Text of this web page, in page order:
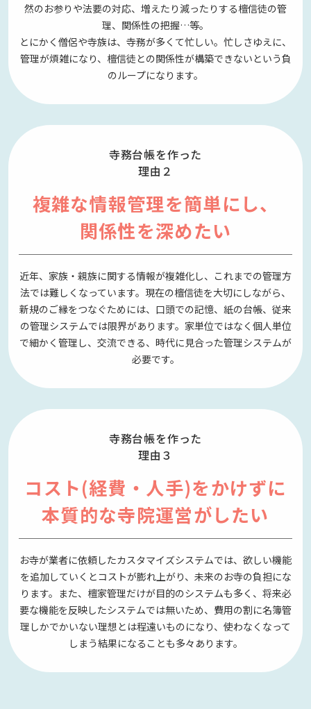
然のお参りや法要の対応、増えたり減ったりする檀信徒の管
理、関係性の把握…等。
とにかく僧侶や寺族は、寺務が多くて忙しい。忙しさゆえに、
管理が煩雑になり、檀信徒との関係性が構築できないという負
のループになります。
寺務台帳を作った
理由２
複雑な情報管理を簡単にし、
関係性を深めたい
近年、家族・親族に関する情報が複雑化し、これまでの管理方
法では難しくなっています。現在の檀信徒を大切にしながら、
新規のご縁をつなぐためには、口頭での記憶、紙の台帳、従来
の管理システムでは限界があります。家単位ではなく個人単位
で細かく管理し、交流できる、時代に見合った管理システムが
必要です。
寺務台帳を作った
理由３
コスト(経費・人手)をかけずに
本質的な寺院運営がしたい
お寺が業者に依頼したカスタマイズシステムでは、欲しい機能
を追加していくとコストが膨れ上がり、未来のお寺の負担にな
ります。また、檀家管理だけが目的のシステムも多く、将来必
要な機能を反映したシステムでは無いため、費用の割に名簿管
理しかでかいない理想とは程遠いものになり、使わなくなって
しまう結果になることも多々あります。